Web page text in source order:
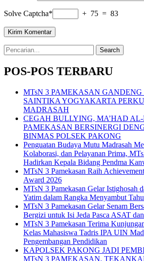
Solve Captcha* + 75 = 83
Search
for:
POS-POS TERBARU
MTsN 3 PAMEKASAN GANDENG
SAINTIKA YOGYAKARTA
MADRASAH
CEGAH BULLYING, MA’HAD
PAMEKASAN BERSINERGI
BINMAS POLSEK PAKONG
Penguatan Budaya Mutu Madrasah
Kolaborasi, dan Pelayanan Prima,
Hadirkan Kepala Bidang Pendma
MTsN 3 Pamekasan Raih
Award 2026
MTsN 3 Pamekasan Gelar Istighosah
Yatim dalam Rangka Menyambut
MTsN 3 Pamekasan Gelar Senam
Bergizi untuk Isi Jeda Pasca ASAT
MTsN 3 Pamekasan Terima
Kelas Mahasiswa Tadris IPA UIN
Pengembangan Pendidikan
KAPOLSEK PAKONG JADI
MTsN 3 PAMEKASAN,